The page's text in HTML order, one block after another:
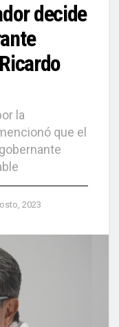
decide
la
que el
2023